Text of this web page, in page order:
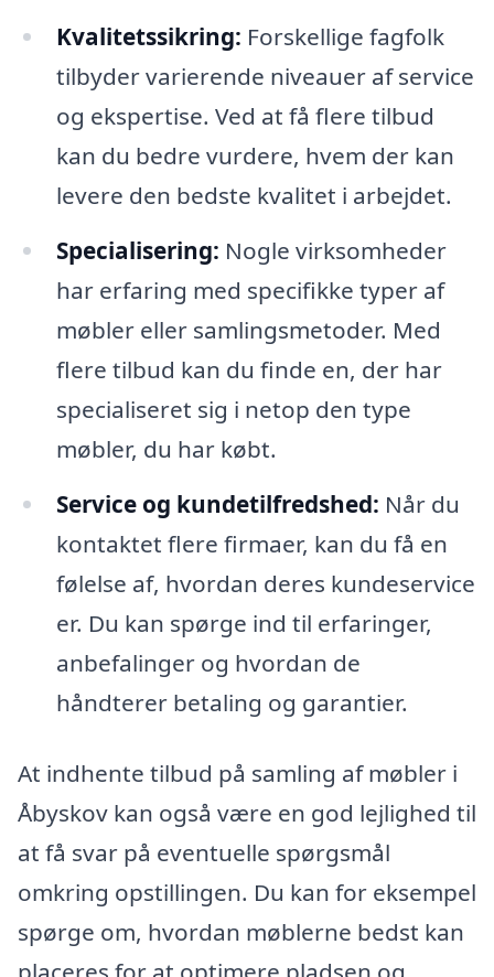
Kvalitetssikring: Forskellige fagfolk
tilbyder varierende niveauer af service
og ekspertise. Ved at få flere tilbud
kan du bedre vurdere, hvem der kan
levere den bedste kvalitet i arbejdet.
Specialisering: Nogle virksomheder
har erfaring med specifikke typer af
møbler eller samlingsmetoder. Med
flere tilbud kan du finde en, der har
specialiseret sig i netop den type
møbler, du har købt.
Service og kundetilfredshed: Når du
kontaktet flere firmaer, kan du få en
følelse af, hvordan deres kundeservice
er. Du kan spørge ind til erfaringer,
anbefalinger og hvordan de
håndterer betaling og garantier.
At indhente tilbud på samling af møbler i
Åbyskov kan også være en god lejlighed til
at få svar på eventuelle spørgsmål
omkring opstillingen. Du kan for eksempel
spørge om, hvordan møblerne bedst kan